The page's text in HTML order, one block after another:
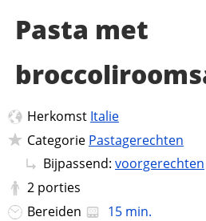
Pasta met
Herkomst Italie
Categorie Pastagerechten
Bijpassend: voorgerechten
2 porties
Bereiden
15 min.